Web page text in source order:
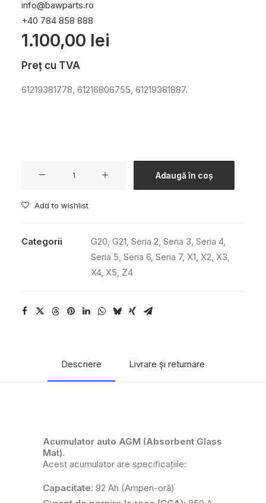
info@bawparts.ro
+40 784 858 888
1.100,00 lei
Preț cu TVA
61219381778, 61216806755, 61219381887.
Adaugă în coș
Add to wishlist
Categorii G20, G21, Seria 2, Seria 3, Seria 4,
Seria 5, Seria 6, Seria 7, X1, X2, X3,
X4, X5, Z4
Descriere Livrare și returnare
Acumulator auto AGM (Absorbent Glass
Mat).
Acest acumulator are specificațiile:
Capacitate: 92 Ah (Amperi-oră)